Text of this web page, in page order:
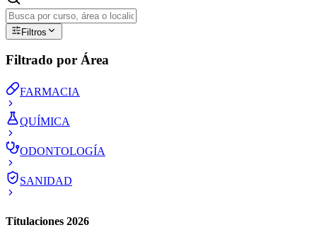
Filtros
Filtrado por Área
FARMACIA
QUÍMICA
ODONTOLOGÍA
SANIDAD
Titulaciones 2026